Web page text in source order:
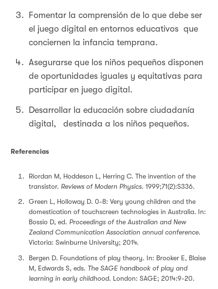
Fomentar la comprensión de lo que debe ser
el juego digital en entornos educativos que
conciernen la infancia temprana.
Asegurarse que los niños pequeños disponen
de oportunidades iguales y equitativas para
participar en juego digital.
Desarrollar la educación sobre ciudadanía
digital, destinada a los niños pequeños.
Referencias
Riordan M, Hoddeson L, Herring C. The invention of the
transistor. Reviews of Modern Physics. 1999;71(2):S336.
Green L, Holloway D. 0-8: Very young children and the
domestication of touchscreen technologies in Australia. In:
Bossio D, ed. Proceedings of the Australian and New
Zealand Communication Association annual conference.
Victoria: Swinburne University; 2014.
Bergen D. Foundations of play theory. In: Brooker E, Blaise
M, Edwards S, eds. The SAGE handbook of play and
learning in early childhood. London: SAGE; 2014:9-20.